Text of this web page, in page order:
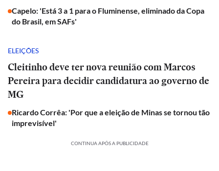
Capelo: 'Está 3 a 1 para o Fluminense, eliminado da Copa
do Brasil, em SAFs'
ELEIÇÕES
Cleitinho deve ter nova reunião com Marcos
Pereira para decidir candidatura ao governo de
MG
Ricardo Corrêa: 'Por que a eleição de Minas se tornou tão
imprevisível'
CONTINUA APÓS A PUBLICIDADE